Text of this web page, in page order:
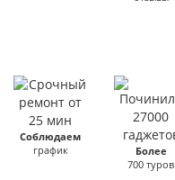
Соблюдаем
график
Более
700 туров